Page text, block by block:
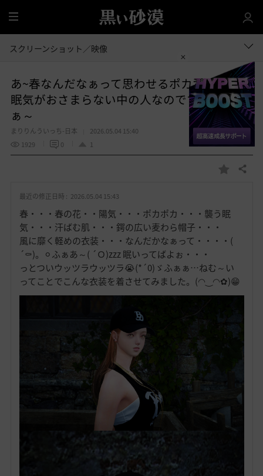
全
体
スクリーンショット／映像
あ~春なんだなぁって思わせるポカポカ陽気に
眠気がおさまらない中の人なのです (´Oゞふ
ぁ～
まりりんういっち-日本
2026.05.04 15:40
1929
0 1
お
入
共有する
最近の修正日時 : 2026.05.04 15:43
春・・・春の花・・陽気・・・ポカポカ・・・襲う眠
気・・・汗ばむ肌・・・鍔の広い麦わら帽子・・・
風に靡く軽めの衣装・・・なんだかなぁって・・・・(
´⚰︎)。⚪︎ふぁあ～( ´Ｏ)zzz 眠いってばよぉ・・・
っとついウッツラウッツラ😭(*´0)ゞふぁぁ…ねむ～い
ってことでこんな衣装を着させてみました。(◠‿◠✿)😁